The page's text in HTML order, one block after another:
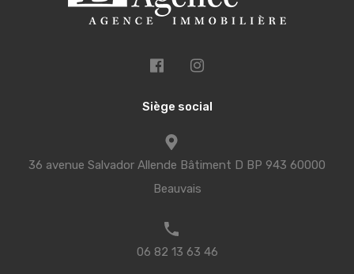
Siège social
36 avenue Salvador Allende Bâtiment D BP 943 60000
Beauvais
06 82 13 63 46